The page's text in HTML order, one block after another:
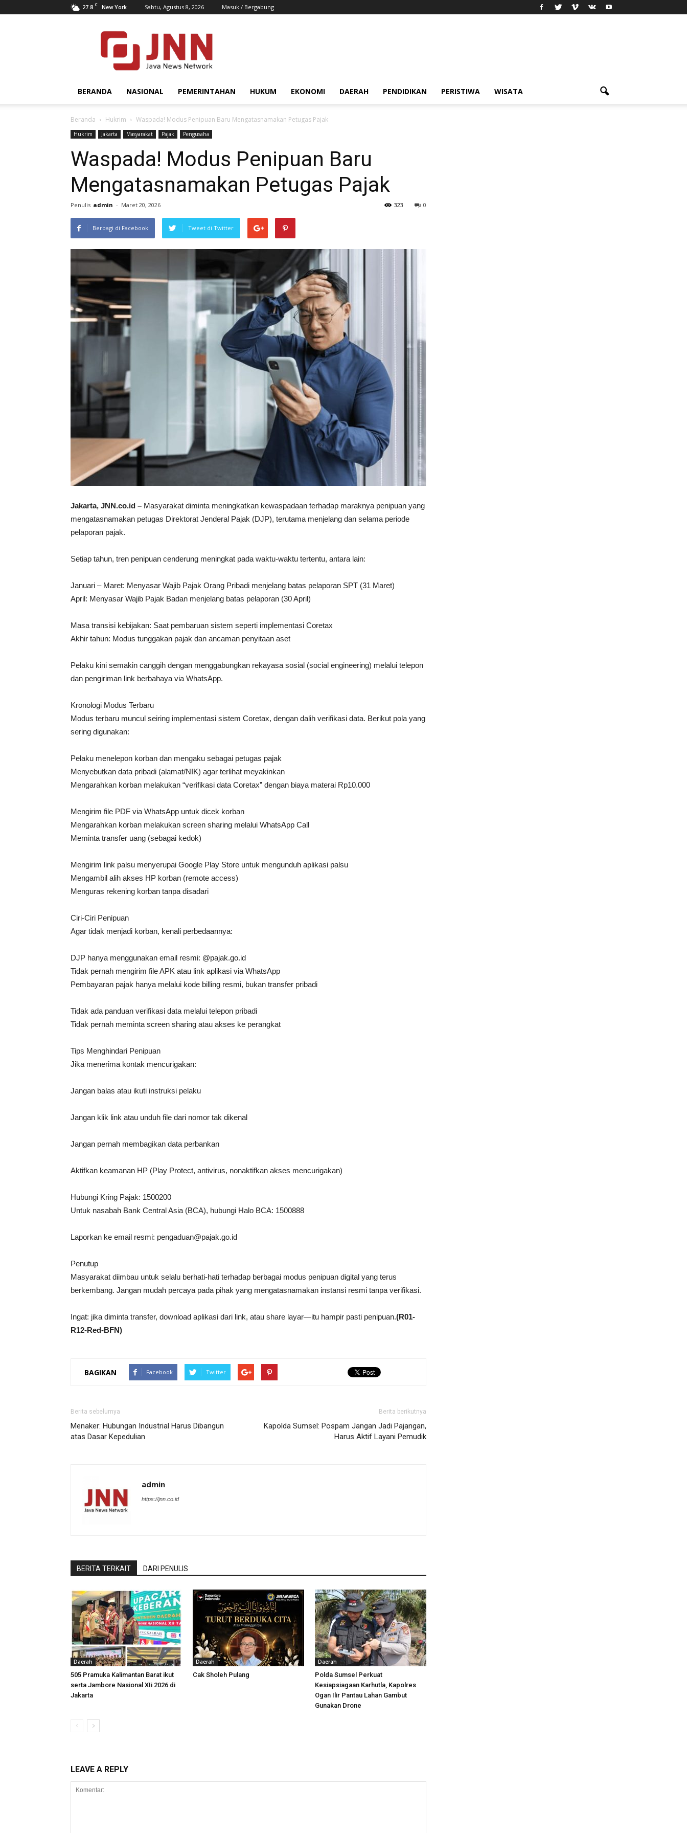
27.8 C New York Sabtu, Agustus 8, 2026 Masuk / Bergabung
JNN.co.id
BERANDA NASIONAL PEMERINTAHAN HUKUM EKONOMI DAERAH PENDIDIKAN PERISTIWA WISATA
Beranda Hukrim Waspada! Modus Penipuan Baru Mengatasnamakan Petugas Pajak
Hukrim Jakarta Masyarakat Pajak Pengusaha
Waspada! Modus Penipuan Baru
Mengatasnamakan Petugas Pajak
Penulis admin - Maret 20, 2026 0
323
Berbagi di Facebook Tweet di Twitter
Jakarta, JNN.co.id – Masyarakat diminta meningkatkan kewaspadaan terhadap maraknya penipuan yang
mengatasnamakan petugas Direktorat Jenderal Pajak (DJP), terutama menjelang dan selama periode
pelaporan pajak.
Setiap tahun, tren penipuan cenderung meningkat pada waktu-waktu tertentu, antara lain:
Januari – Maret: Menyasar Wajib Pajak Orang Pribadi menjelang batas pelaporan SPT (31 Maret)
April: Menyasar Wajib Pajak Badan menjelang batas pelaporan (30 April)
Masa transisi kebijakan: Saat pembaruan sistem seperti implementasi Coretax
Akhir tahun: Modus tunggakan pajak dan ancaman penyitaan aset
Pelaku kini semakin canggih dengan menggabungkan rekayasa sosial (social engineering) melalui telepon
dan pengiriman link berbahaya via WhatsApp.
Kronologi Modus Terbaru
Modus terbaru muncul seiring implementasi sistem Coretax, dengan dalih verifikasi data. Berikut pola yang
sering digunakan:
Pelaku menelepon korban dan mengaku sebagai petugas pajak
Menyebutkan data pribadi (alamat/NIK) agar terlihat meyakinkan
Mengarahkan korban melakukan “verifikasi data Coretax” dengan biaya materai Rp10.000
Mengirim file PDF via WhatsApp untuk dicek korban
Mengarahkan korban melakukan screen sharing melalui WhatsApp Call
Meminta transfer uang (sebagai kedok)
Mengirim link palsu menyerupai Google Play Store untuk mengunduh aplikasi palsu
Mengambil alih akses HP korban (remote access)
Menguras rekening korban tanpa disadari
Ciri-Ciri Penipuan
Agar tidak menjadi korban, kenali perbedaannya:
DJP hanya menggunakan email resmi: @pajak.go.id
Tidak pernah mengirim file APK atau link aplikasi via WhatsApp
Pembayaran pajak hanya melalui kode billing resmi, bukan transfer pribadi
Tidak ada panduan verifikasi data melalui telepon pribadi
Tidak pernah meminta screen sharing atau akses ke perangkat
Tips Menghindari Penipuan
Jika menerima kontak mencurigakan:
Jangan balas atau ikuti instruksi pelaku
Jangan klik link atau unduh file dari nomor tak dikenal
Jangan pernah membagikan data perbankan
Aktifkan keamanan HP (Play Protect, antivirus, nonaktifkan akses mencurigakan)
Hubungi Kring Pajak: 1500200
Untuk nasabah Bank Central Asia (BCA), hubungi Halo BCA: 1500888
Laporkan ke email resmi: pengaduan@pajak.go.id
Penutup
Masyarakat diimbau untuk selalu berhati-hati terhadap berbagai modus penipuan digital yang terus
berkembang. Jangan mudah percaya pada pihak yang mengatasnamakan instansi resmi tanpa verifikasi.
Ingat: jika diminta transfer, download aplikasi dari link, atau share layar—itu hampir pasti penipuan.(R01-
R12-Red-BFN)
BAGIKAN Facebook Twitter
Berita sebelumya
Menaker: Hubungan Industrial Harus Dibangun
atas Dasar Kepedulian
Berita berikutnya
Kapolda Sumsel: Pospam Jangan Jadi Pajangan,
Harus Aktif Layani Pemudik
admin
https://jnn.co.id
BERITA TERKAIT DARI PENULIS
Daerah
505 Pramuka Kalimantan Barat ikut
serta Jambore Nasional XIi 2026 di
Jakarta
Daerah
Cak Sholeh Pulang
Daerah
Polda Sumsel Perkuat
Kesiapsiagaan Karhutla, Kapolres
Ogan Ilir Pantau Lahan Gambut
Gunakan Drone
LEAVE A REPLY